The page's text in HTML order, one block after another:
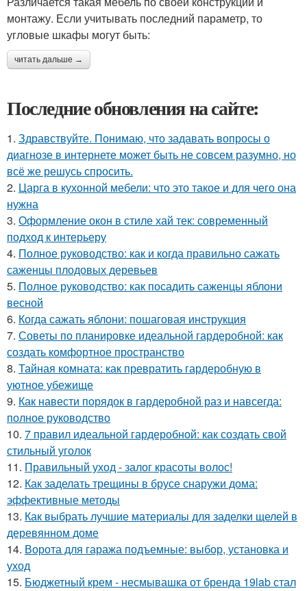
монтажу. Если учитывать последний параметр, то
угловые шкафы могут быть:
читать дальше →
Последние обновления на сайте:
1. Здравствуйте. Понимаю, что задавать вопросы о
диагнозе в интернете может быть не совсем разумно, но
всё же решусь спросить.
2. Царга в кухонной мебели: что это такое и для чего она
нужна
3. Оформление окон в стиле хай тек: современный
подход к интерьеру
4. Полное руководство: как и когда правильно сажать
саженцы плодовых деревьев
5. Полное руководство: как посадить саженцы яблони
весной
6. Когда сажать яблони: пошаговая инструкция
7. Советы по планировке идеальной гардеробной: как
создать комфортное пространство
8. Тайная комната: как превратить гардеробную в
уютное убежище
9. Как навести порядок в гардеробной раз и навсегда:
полное руководство
10. 7 правил идеальной гардеробной: как создать свой
стильный уголок
11. Правильный уход - залог красоты волос!
12. Как заделать трещины в брусе снаружи дома:
эффективные методы
13. Как выбрать лучшие материалы для заделки щелей в
деревянном доме
14. Ворота для гаража подъемные: выбор, установка и
уход
15. Бюджетный крем - несмывашка от бренда 19lab стал